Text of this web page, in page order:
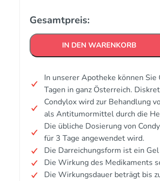
Gesamtpreis:
IN DEN WARENKORB
In unserer Apotheke können
Tagen in ganz Österreich.
Condylox wird zur Behandlung
als Antitumormittel durch die
Die übliche Dosierung von
für 3 Tage angewendet wird.
Die Darreichungsform ist ein
Die Wirkung des Medikaments
Die Wirkungsdauer beträgt bis